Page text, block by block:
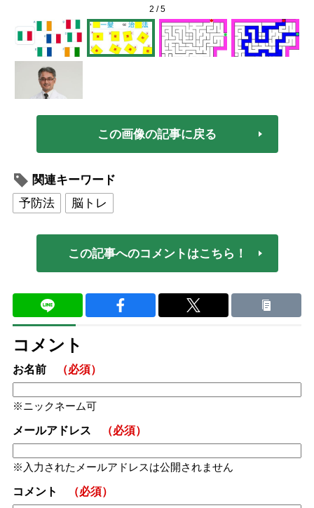
2 /5
この画像の記事に戻る
関連キーワード
予防法
脳トレ
この記事へのコメントはこちら！
コメント
お名前 （必須）
ニックネーム可
メールアドレス （必須）
入力されたメールアドレスは公開されません
コメント （必須）